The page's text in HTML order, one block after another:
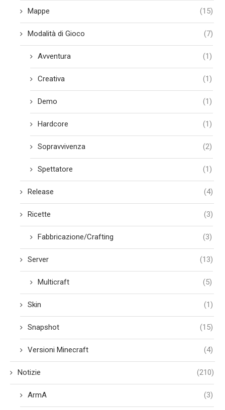
Mappe (15)
Modalità di Gioco (7)
Avventura (1)
Creativa (1)
Demo (1)
Hardcore (1)
Sopravvivenza (2)
Spettatore (1)
Release (4)
Ricette (3)
Fabbricazione/Crafting (3)
Server (13)
Multicraft (5)
Skin (1)
Snapshot (15)
Versioni Minecraft (4)
Notizie (210)
ArmA (3)